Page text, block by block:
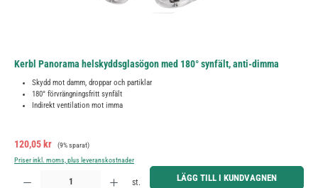
Kerbl Panorama helskyddsglasögon med 180° synfält, anti-dimma
Skydd mot damm, droppar och partiklar
180° förvrängningsfritt synfält
Indirekt ventilation mot imma
Försäljningspris:
120,05 kr Ordinarie pris:
(9% sparat)
Priser inkl. moms, plus leveranskostnader
Produktkvantitet: Ange önskat belopp eller använd knapparna för att öka eller minska kvantiteten.
st. LÄGG TILL I KUNDVAGNEN